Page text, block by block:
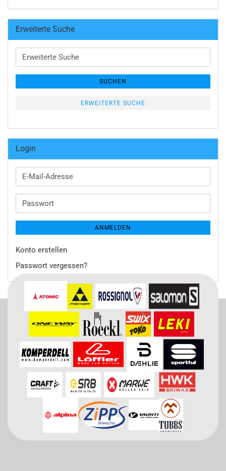
Erweiterte Suche
Erweiterte
Suche
SUCHEN
ERWEITERTE SUCHE
Login
E-
Mail-
Passwort
ANMELDEN
Konto erstellen
Passwort vergessen?